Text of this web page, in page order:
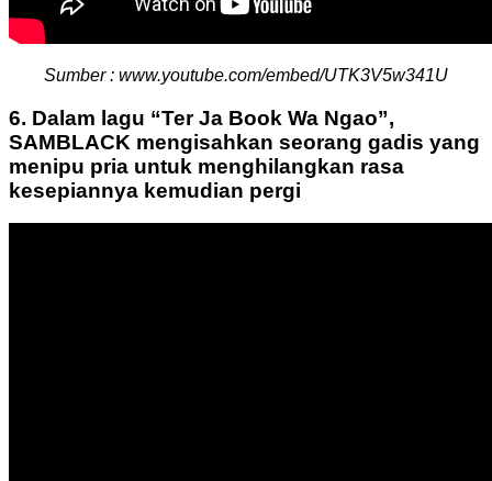
Sumber : www.youtube.com/embed/UTK3V5w341U
6. Dalam lagu “Ter Ja Book Wa Ngao”,
SAMBLACK mengisahkan seorang gadis yang
menipu pria untuk menghilangkan rasa
kesepiannya kemudian pergi